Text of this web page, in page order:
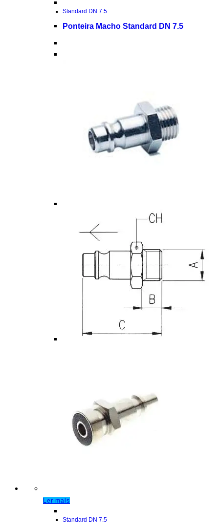
Standard DN 7.5
Ponteira Macho Standard DN 7.5
Ler mais
Standard DN 7.5